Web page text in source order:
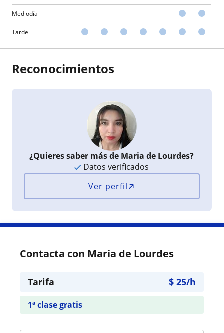
Mediodía
Tarde
Reconocimientos
¿Quieres saber más de Maria de Lourdes?
Datos verificados
Ver perfil
Contacta con Maria de Lourdes
Tarifa $ 25/h
1ª clase gratis